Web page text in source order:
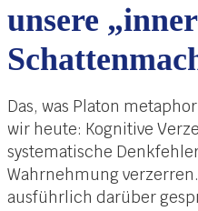
unsere
Das, was Platon
wir heute: Kognitive
systematische
Wahrnehmung
ausführlich darüber